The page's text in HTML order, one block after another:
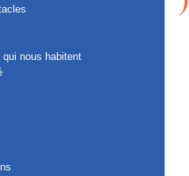
nous habitent